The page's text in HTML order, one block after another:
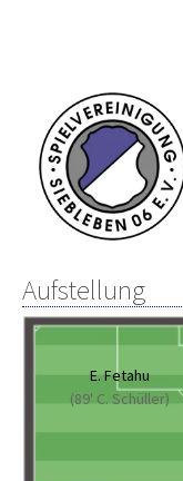
Aufstellung
E. Fetahu
(89' C. Schüller)